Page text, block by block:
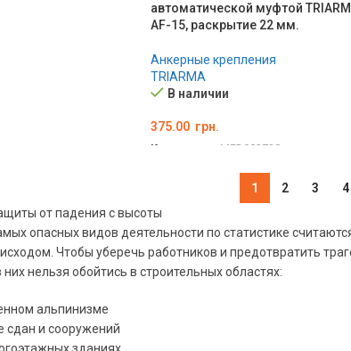
автоматической муфтой
AF-15, раскрытие 22 мм.
Анкерные крепления
TRIARMA
В наличии
375.00 грн.
Код товара: MED002728
1 2 3 4
от падения с высоты
опасных видов деятельности по статистике
Чтобы уберечь работников и предотвратить
нельзя обойтись в строительных областях:
альпинизме
сдан и сооружений
зданиях.